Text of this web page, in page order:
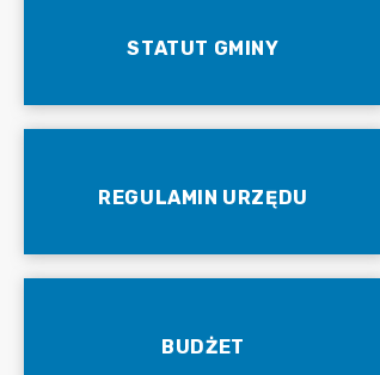
STATUT GMINY
REGULAMIN URZĘDU
BUDŻET